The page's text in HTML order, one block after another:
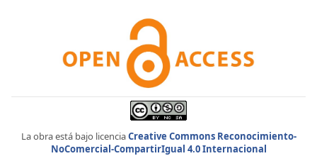
La obra está bajo licenciaCreative Commons Reconocimiento-
NoComercial-CompartirIgual 4.0 Internacional